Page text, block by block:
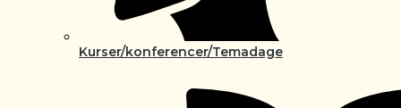
Kurser/konferencer/Temadage